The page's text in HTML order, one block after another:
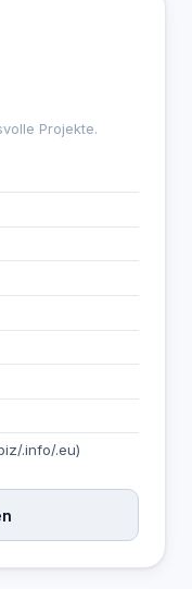
Projekte.
.info/.eu)